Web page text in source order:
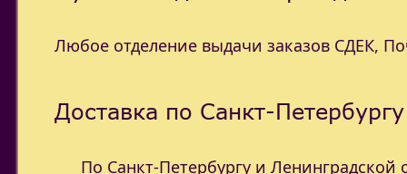
Любое отделение выдачи заказов СДЕК,
Доставка по Санкт-
По Санкт-Петербургу и Ленинградской